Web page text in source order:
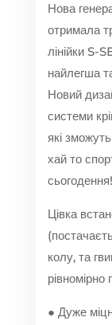
Нова
отримала
лінійки S-
найлегша
Новий
системи
які
хай то
сьогодення!
Цівка
колу, та
рівномірно
● Дуже